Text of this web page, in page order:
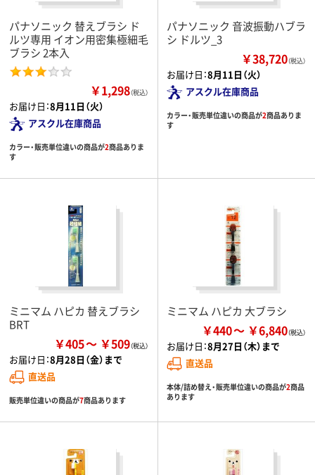
パナソニック 替えブラシ ド
ルツ専用 イオン用密集極細毛
ブラシ 2本入
￥1,298（税込）
お届け日：8月11日（火）
アスクル在庫商品
カラー・販売単位違いの商品が2商品ありま
す
パナソニック 音波振動ハブラ
シ ドルツ_3
￥38,720（税込）
お届け日：8月11日（火）
アスクル在庫商品
カラー・販売単位違いの商品が2商品ありま
す
ミニマム ハピカ 替えブラシ
BRT
￥405 ￥509
お届け日：8月28日（金）まで
直送品
販売単位違いの商品が7商品あります
ミニマム ハピカ 大ブラシ
￥440 ￥6,840
お届け日：8月27日（木）まで
直送品
本体/詰め替え・販売単位違いの商品が2商品
あります